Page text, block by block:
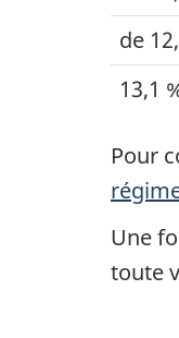
e
v
o
i
r
de
13,1
Pour
Une
toute